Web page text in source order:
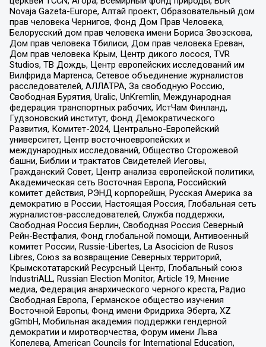
Novaja Gazeta-Europe, Алтай проект, Образовательный дом
прав человека Чернигов, Фонд Дом Прав Человека,
Белорусский дом прав человека имени Бориса Звозскова,
Дом прав человека Тбилиси, Дом прав человека Ереван,
Дом прав человека Крым, Центр дикого лосося, TVR
Studios, ТВ Дождь, Центр европейских исследований им
Вилфрида Мартенса, Сетевое объединение журналистов
расследователей, АЛЛАТРА, За свободную Россию,
Свободная Бурятия, Uralic, UnKremlin, Международная
федерация транспортных рабочих, ИстЧам Финланд,
Гудзоновский институт, Фонд Демократического
Развития, Комитет-2024, Центрально-Европейский
университет, Центр восточноевропейских и
международных исследований, Общество Сторожевой
башни, Библии и трактатов Свидетелей Иеговы,
Гражданский Совет, Центр анализа европейской политики,
Академическая сеть Восточная Европа, Российский
комитет действия, РЭНД корпорейшн, Русская Америка за
демократию в России, Настоящая Россия, Глобальная сеть
журналистов-расследователей, Служба поддержки,
Свободная Россия Берлин, Свободная Россия Северный
Рейн-Вестфалия, Фонд глобальной помощи, Антивоенный
комитет России, Russie-Libertes, La Asocicion de Rusos
Libres, Союз за возвращение Северных территорий,
Крымскотатарский Ресурсный Центр, Глобальный союз
IndustriALL, Russian Election Monitor, Article 19, Мнение
медиа, Федерация анархического черного креста, Радио
Свободная Европа, Германское общество изучения
Восточной Европы, Фонд имени Фридриха Эберта, XZ
gGmbH, Мобильная академия поддержки гендерной
демократии и миротворчества, Форум имени Льва
Копелева, American Councils for International Education,